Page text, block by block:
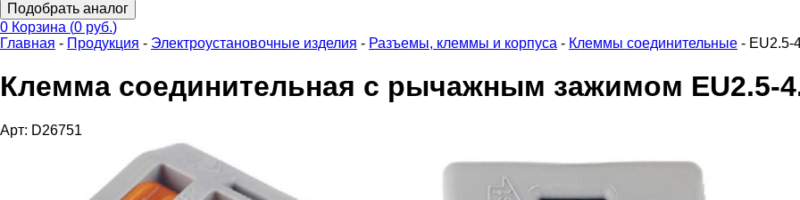
Подобрать аналог
0 Корзина (0 руб.)
Главная - Продукция - Электроустановочные изделия - Разъемы, клеммы и корпуса - Клеммы соединительные - EU2.5-
Клемма соединительная с рычажным зажимом EU2.5-
Арт: D26751